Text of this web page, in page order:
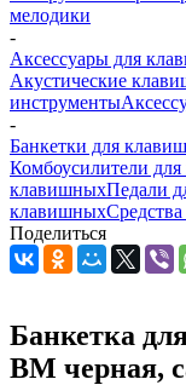
мелодики
-
Аксессуары для
Акустические
инструменты
-
Банкетки для
Комбоусилители
клавишныхПедали
клавишных
Поделиться
Банкетка
BM черная,